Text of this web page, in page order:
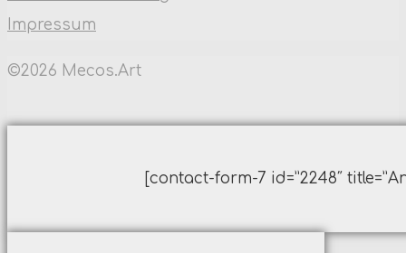
Impressum
©2026 Mecos.Art
[contact-form-7 id=”2248″